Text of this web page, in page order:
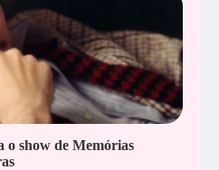
o show de Memórias